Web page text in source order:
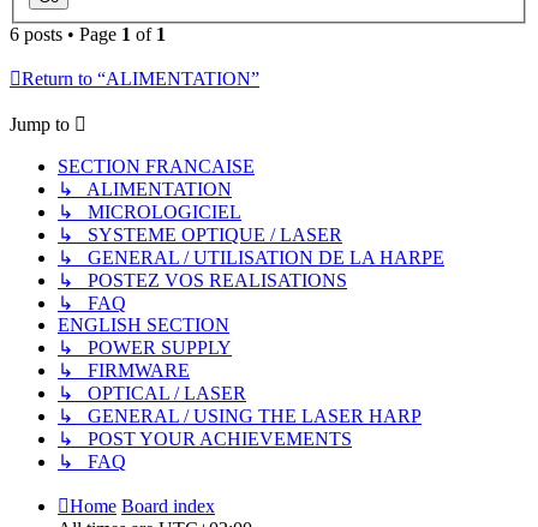
6 posts • Page 1 of 1
Return to “ALIMENTATION”
Jump to
SECTION FRANCAISE
↳ ALIMENTATION
↳ MICROLOGICIEL
↳ SYSTEME OPTIQUE / LASER
↳ GENERAL / UTILISATION DE LA HARPE
↳ POSTEZ VOS REALISATIONS
↳ FAQ
ENGLISH SECTION
↳ POWER SUPPLY
↳ FIRMWARE
↳ OPTICAL / LASER
↳ GENERAL / USING THE LASER HARP
↳ POST YOUR ACHIEVEMENTS
↳ FAQ
Home Board index